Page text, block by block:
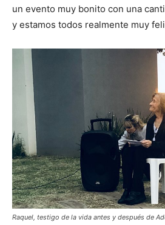
un evento muy bonito con una
y estamos todos realmente muy
Raquel, testigo de la vida antes y después de